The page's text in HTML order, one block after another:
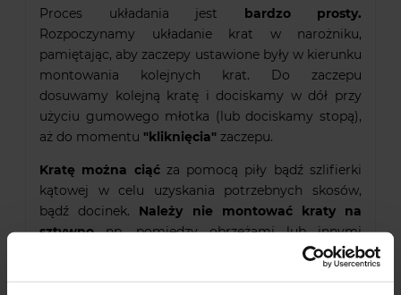
Proces układania jest bardzo prosty.
Rozpoczynamy układanie krat w narożniku,
pamiętając, aby zaczepy ustawione były w kierunku
montowania kolejnych krat. Do zaczepu
dosuwamy kolejną kratę i dociskamy w dół przy
użyciu gumowego młotka (lub dociskamy stopą),
aż do momentu "kliknięcia" zaczepu.
Kratę można ciąćza pomocą piły bądź szlifierki
kątowej w celu uzyskania potrzebnych skosów,
bądź docinek. Należy nie montować kraty na
sztywnonp. pomiędzy obrzeżami lub innymi
Sugerujemy zachować luz na
który będzie niwelował rozszerzalność